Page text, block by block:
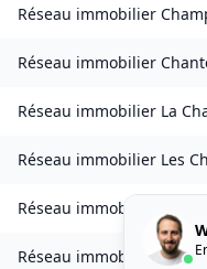
Réseau immobilier
Réseau immobilier
Réseau immobilier La
Réseau immobilier Les
Réseau immobilier
Réseau immobilier